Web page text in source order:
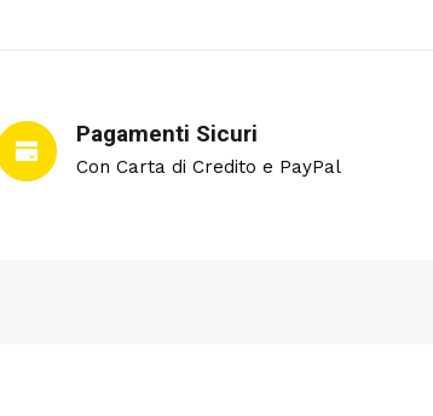
Pagamenti Sicuri
Con Carta di Credito e PayPal